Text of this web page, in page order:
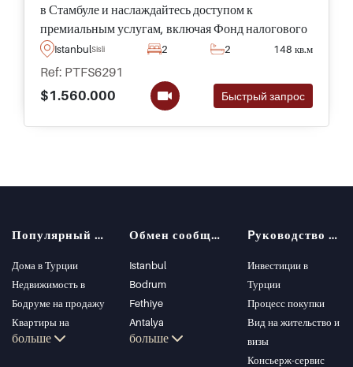
в Стамбуле и наслаждайтесь доступом к
премиальным услугам, включая Фонд налогового
убежища и VIP-управление , это уникальная
возможность, а не пропустить.
IstanbulSisli 2 2 148 кв.м
Ref: PTFS6291
$1.560.000
Быстрый запрос
Популярный поиск
Дома в Турции
Недвижимость в
Бодруме на продажу
Квартиры на
продажу в Стамбуле
больше
Обмен сообщениями
Istanbul
Bodrum
Fethiye
Antalya
Kalkan
больше
Pуководство покупателя
Инвестиции в
Турции
Процесс покупки
Вид на жительство и
визы
Консьерж-сервис